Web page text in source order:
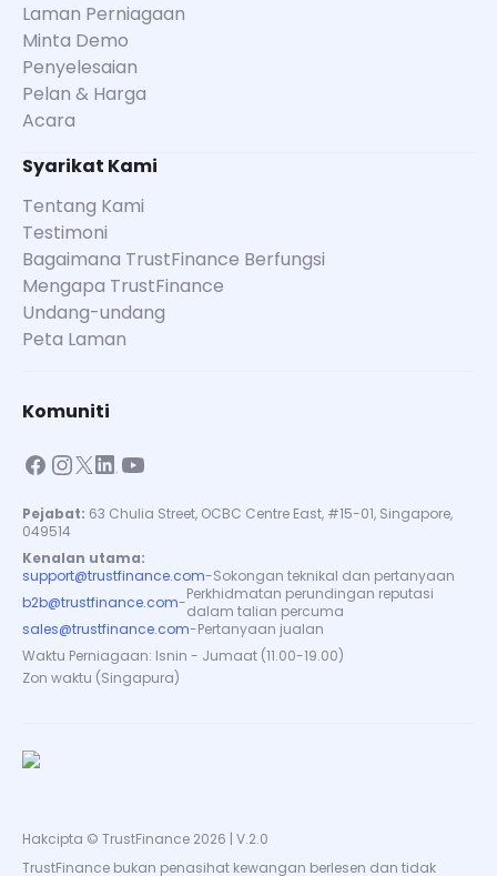
Laman Perniagaan
Minta Demo
Penyelesaian
Pelan & Harga
Acara
Syarikat Kami
Tentang Kami
Testimoni
Bagaimana TrustFinance Berfungsi
Mengapa TrustFinance
Undang-undang
Peta Laman
Komuniti
Pejabat: 63 Chulia Street, OCBC Centre East, #15-01, Singapore,
049514
Kenalan utama:
support@trustfinance.com-Sokongan teknikal dan pertanyaan
b2b@trustfinance.com-Perkhidmatan perundingan reputasi
dalam talian percuma
sales@trustfinance.com-Pertanyaan jualan
Waktu Perniagaan: Isnin - Jumaat (11.00-19.00)
Zon waktu (Singapura)
Hakcipta © TrustFinance 2026 | V.2.0
TrustFinance bukan penasihat kewangan berlesen dan tidak